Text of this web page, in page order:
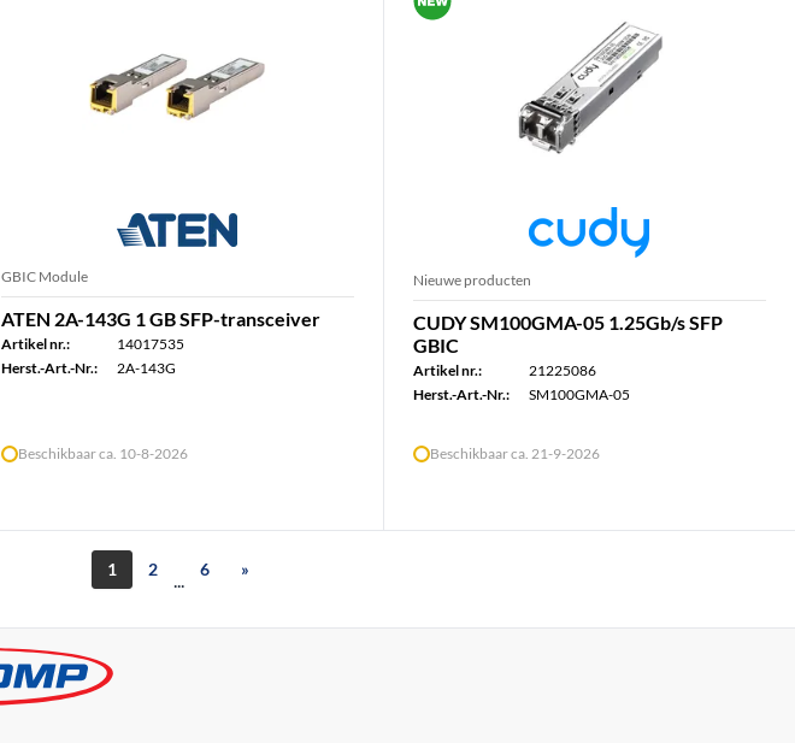
GBIC Module
ATEN 2A-143G 1 GB SFP-transceiver
Artikel nr.:
14017535
Herst.-Art.-Nr.:
2A-143G
Beschikbaar ca. 10-8-2026
Nieuwe producten
CUDY SM100GMA-05 1.25Gb/s SFP
GBIC
Artikel nr.:
21225086
Herst.-Art.-Nr.:
SM100GMA-05
Beschikbaar ca. 21-9-2026
1 2 6 »